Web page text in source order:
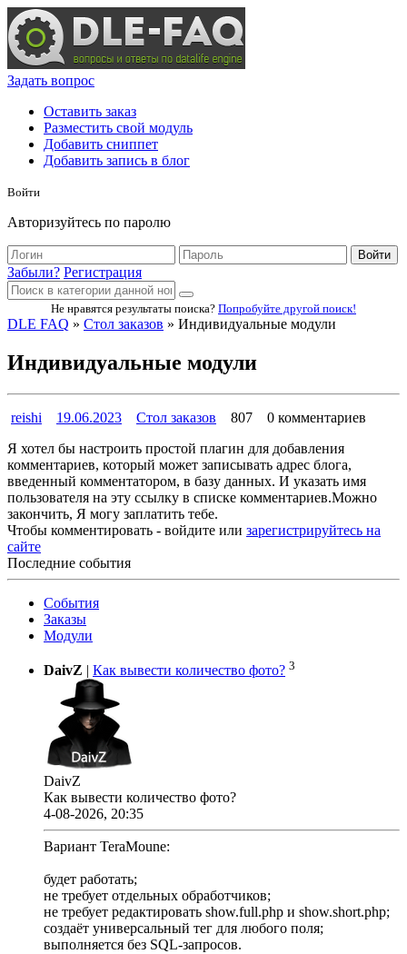
Задать вопрос
Оставить заказ
Разместить свой модуль
Добавить сниппет
Добавить запись в блог
Войти
Авторизуйтесь по паролю
Войти
Забыли? Регистрация
Не нравятся результаты поиска? Попробуйте другой поиск!
DLE FAQ » Стол заказов » Индивидуальные модули
Индивидуальные модули
reishi 19.06.2023 Стол заказов 807
0 комментариев
Я хотел бы настроить простой плагин для добавления
комментариев, который может записывать адрес блога,
введенный комментатором, в базу данных. И указать имя
пользователя на эту ссылку в списке комментариев.Можно
закончить, Я могу заплатить тебе.
Чтобы комментировать - войдите или зарегистрируйтесь на
сайте
Последние события
События
Заказы
Модули
DaivZ | Как вывести количество фото? 3
DaivZ
Как вывести количество фото?
4-08-2026, 20:35
Вариант TeraMoune:
будет работать;
не требует отдельных обработчиков;
не требует редактировать show.full.php и show.short.php;
создаёт универсальный тег для любого поля;
выполняется без SQL-запросов.